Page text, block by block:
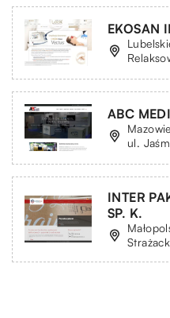
EKOSAN
ABC
ul.
INTER
SP. K.